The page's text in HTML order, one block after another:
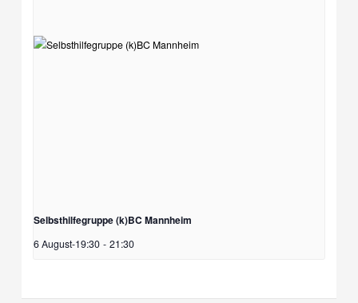
Selbsthilfegruppe (k)BC Mannheim
6 August-19:30 - 21:30